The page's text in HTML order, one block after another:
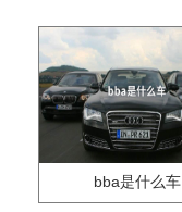
bba是什么车